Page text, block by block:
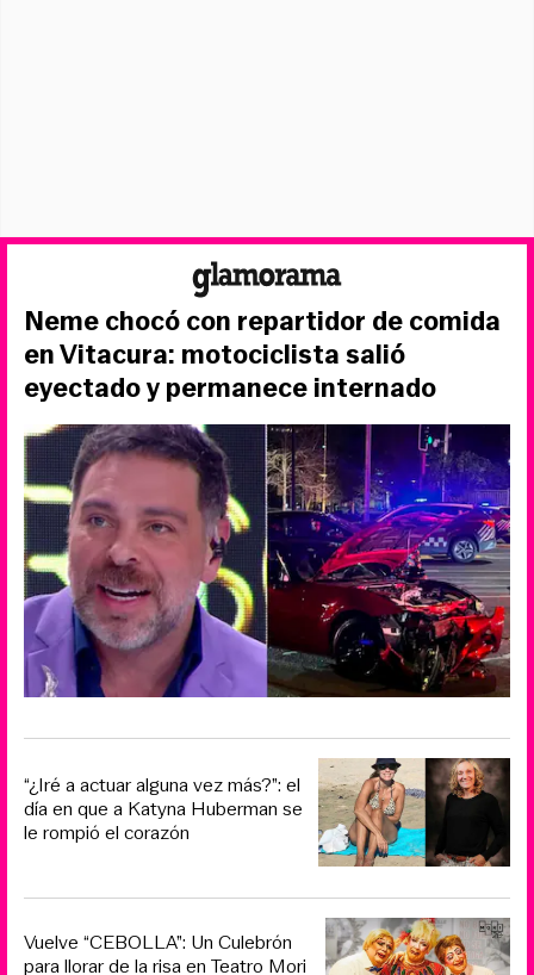
Neme chocó con repartidor de comida
en Vitacura: motociclista salió
eyectado y permanece internado
“¿Iré a actuar alguna vez más?”: el
día en que a Katyna Huberman se
le rompió el corazón
Vuelve “CEBOLLA”: Un Culebrón
para llorar de la risa en Teatro Mori